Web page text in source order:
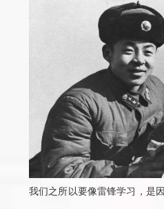
我们之所以要像雷锋学习，是